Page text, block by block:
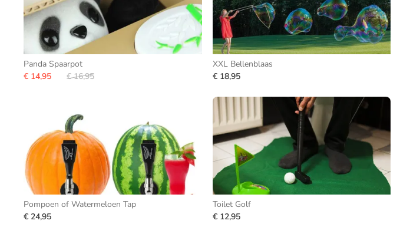
Panda Spaarpot
€ 14,95
€ 16,95
XXL Bellenblaas
€ 18,95
Pompoen of Watermeloen Tap
€ 24,95
Toilet Golf
€ 12,95